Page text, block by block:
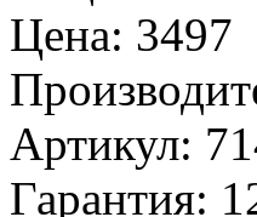
Цена: 3497
Артикул:
Гарантия: